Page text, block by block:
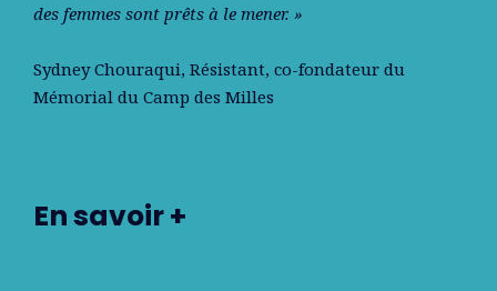
des femmes sont prêts à le mener. »
Sydney Chouraqui, Résistant, co-fondateur du
Mémorial du Camp des Milles
En savoir +